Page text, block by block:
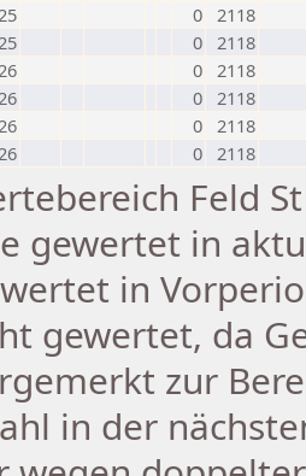
0 2118
0 2118
0 2118
0 2118
0 2118
0 2118
Feld
gewertet in
in
gewertet, da
zur
in der